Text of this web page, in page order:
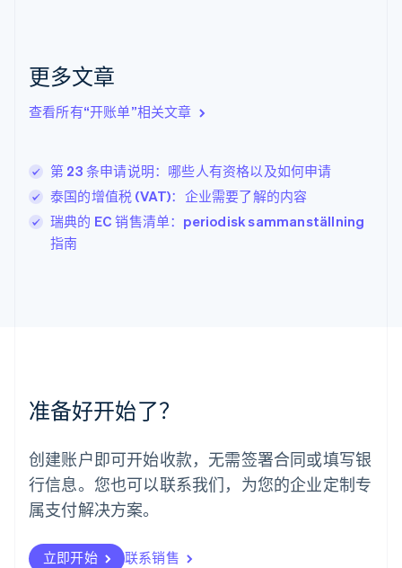
更多文章
查看所有“开账单”相关文章
第 23 条申请说明：哪些人有资格以及如何申请
泰国的增值税 (VAT)：企业需要了解的内容
瑞典的 EC 销售清单：periodisk sammanställning
指南
准备好开始了？
创建账户即可开始收款，无需签署合同或填写银
行信息。您也可以联系我们，为您的企业定制专
属支付解决方案。
立即开始 联系销售
克罗地亚
EnglishItaliano
拉脱维亚
English
列支敦士登
DeutschEnglish
卢森堡
FrançaisDeutsch English
罗马尼亚
墨西哥
EspañolEnglish
English
葡萄牙
PortuguêsEnglish
日本
瑞典
Svenska English